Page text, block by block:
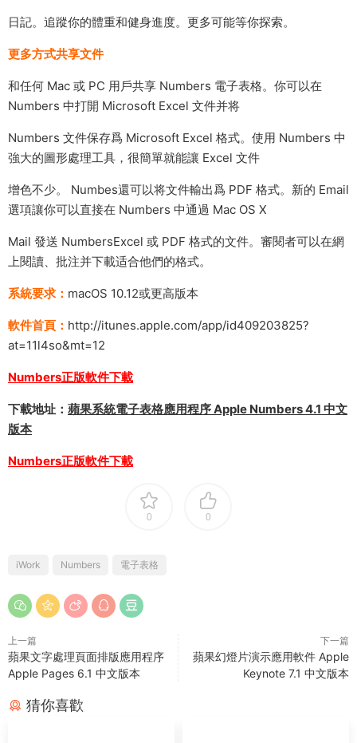
日記。追蹤你的體重和健身進度。更多可能等你探索。
更多方式共享文件
和任何 Mac 或 PC 用戶共享 Numbers 電子表格。你可以在
Numbers 中打開 Microsoft Excel 文件并将
Numbers 文件保存爲 Microsoft Excel 格式。使用 Numbers 中
強大的圖形處理工具，很簡單就能讓 Excel 文件
增色不少。 Numbes還可以将文件輸出爲 PDF 格式。新的 Email
選項讓你可以直接在 Numbers 中通過 Mac OS X
Mail 發送 NumbersExcel 或 PDF 格式的文件。審閱者可以在網
上閱讀、批注并下載适合他們的格式。
系統要求： macOS 10.12或更高版本
軟件首頁： http://itunes.apple.com/app/id409203825?
at=11l4so&mt=12
Numbers正版軟件下載
下載地址： 蘋果系統電子表格應用程序 Apple Numbers 4.1 中文
版本
Numbers正版軟件下載
0 0
iWork Numbers 電子表格
上一篇
蘋果文字處理頁面排版應用程序
Apple Pages 6.1 中文版本
下一篇
蘋果幻燈片演示應用軟件 Apple
Keynote 7.1 中文版本
猜你喜歡